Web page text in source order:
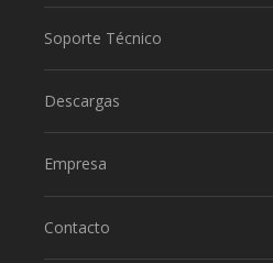
Soporte Técnico
Descargas
Empresa
Contacto